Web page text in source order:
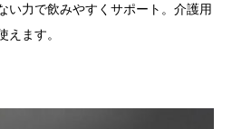
い力で飲みやすくサポート。介護用
えます。